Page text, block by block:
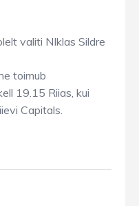
valiti NIklas Sildre
toimub
19.15 Riias, kui
Capitals.